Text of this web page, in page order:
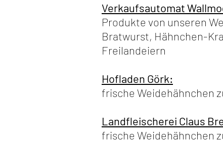
Verkaufsautomat
Produkte von unseren
Bratwurst, Hähnchen-
Freilandeiern
Hofladen Görk:
frische Weidehähnchen
Landfleischerei Claus
frische Weidehähnchen